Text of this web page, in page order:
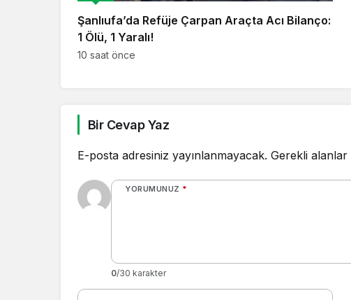
Şanlıufa’da Refüje Çarpan Araçta Acı Bilanço:
1 Ölü, 1 Yaralı!
10 saat önce
Bir Cevap Yaz
E-posta adresiniz yayınlanmayacak. Gerekli alanlar
YORUMUNUZ *
0/30 karakter